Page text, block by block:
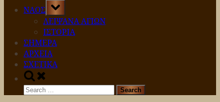
ΝΑΟΣ
Toggle
sub-
menu
ΛΕΙΨΑΝΑ ΑΓΙΩΝ
ΙΣΤΟΡΙΑ
ΣΗΜΕΡΑ
ΑΡΧΕΙΑ
ΣΧΕΤΙΚΑ
Toggle
search
form
Search